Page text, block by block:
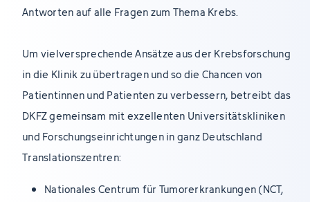
Antworten auf alle Fragen zum Thema Krebs.
Um vielversprechende Ansätze aus der Krebsforschung
in die Klinik zu übertragen und so die Chancen von
Patientinnen und Patienten zu verbessern, betreibt das
DKFZ gemeinsam mit exzellenten Universitätskliniken
und Forschungseinrichtungen in ganz Deutschland
Translationszentren:
Nationales Centrum für Tumorerkrankungen (NCT,